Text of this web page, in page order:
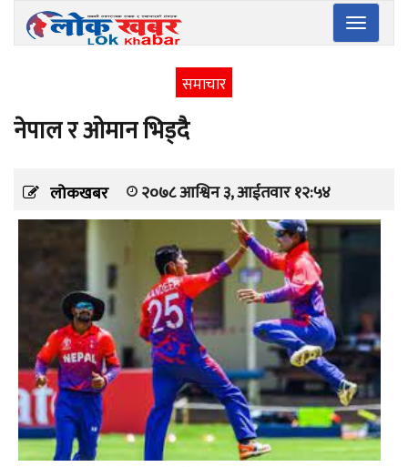
Toggle
समाचार
नेपाल र ओमान भिड्दै
लोकखबर २०७८ आश्विन ३, आईतवार १२:५४